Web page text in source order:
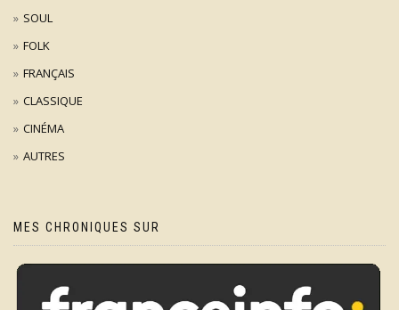
SOUL
FOLK
FRANÇAIS
CLASSIQUE
CINÉMA
AUTRES
MES CHRONIQUES SUR